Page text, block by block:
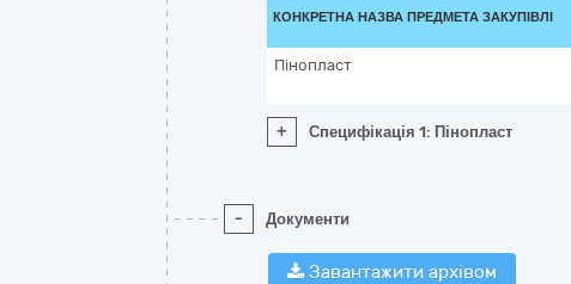
КОНКРЕТНА НАЗВА ПРЕДМЕТА ЗАКУПІВЛІ
Пінопласт
+ Специфікація 1: Пінопласт
- Документи
Завантажити архівом